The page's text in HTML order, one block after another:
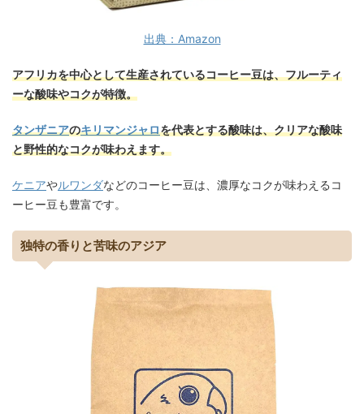
出典：Amazon
アフリカを中心として生産されているコーヒー豆は、フルーティ
ーな酸味やコクが特徴。
タンザニアのキリマンジャロを代表とする酸味は、クリアな酸味
と野性的なコクが味わえます。
ケニアやルワンダなどのコーヒー豆は、濃厚なコクが味わえるコ
ーヒー豆も豊富です。
独特の香りと苦味のアジア